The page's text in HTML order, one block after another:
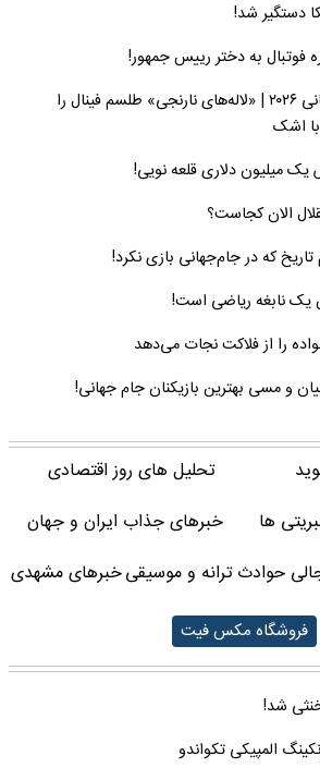
دستگیر شد!
فوتبال به دختر رییس جمهور!
هلند در آستانه جام جهانی ۲۰۲۶ | «لاله‌های نارنجی» طلسم فینال را
اشک
یک میلیون دلاری قلعه نویی!
الان کجاست؟
که در جام‌جهانی بازی نکرد!
یک نابغه ریاضی است!
تحلیل های روز اقتصادی
ها
خبرهای جذاب ایران و جهان
حوادثترانه و موسیقیخبرهای مشهدی
فروشگاه مکس فیت
شد!
المپیکی تکواندو